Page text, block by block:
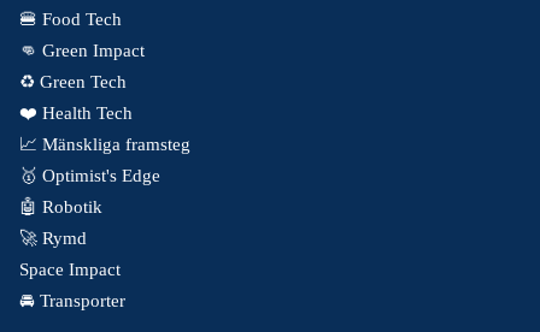
🍔 Food Tech
👊 Green Impact
♻️ Green Tech
❤️ Health Tech
📈 Mänskliga framsteg
🥇 Optimist's Edge
🤖 Robotik
🚀 Rymd
Space Impact
🚘 Transporter